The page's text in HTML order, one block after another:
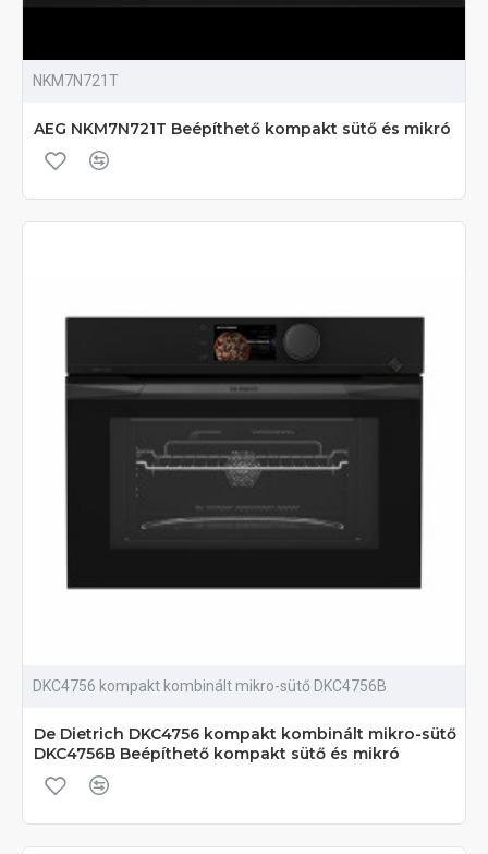
NKM7N721T
AEG NKM7N721T Beépíthető kompakt sütő és mikró
DKC4756 kompakt kombinált mikro-sütő DKC4756B
De Dietrich DKC4756 kompakt kombinált mikro-sütő
DKC4756B Beépíthető kompakt sütő és mikró